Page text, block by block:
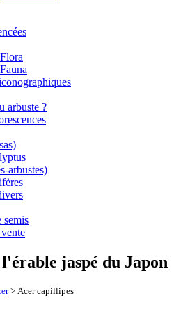
arbuste ?
arbustes)
semis
jaspé du Japon
> Acer capillipes